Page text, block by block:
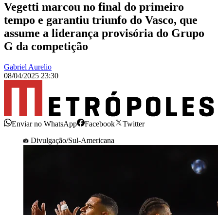
Vegetti marcou no final do primeiro
tempo e garantiu triunfo do Vasco, que
assume a liderança provisória do Grupo
G da competição
Gabriel Aurelio
08/04/2025 23:30
Enviar no WhatsApp Facebook
Twitter
Divulgação/Sul-Americana